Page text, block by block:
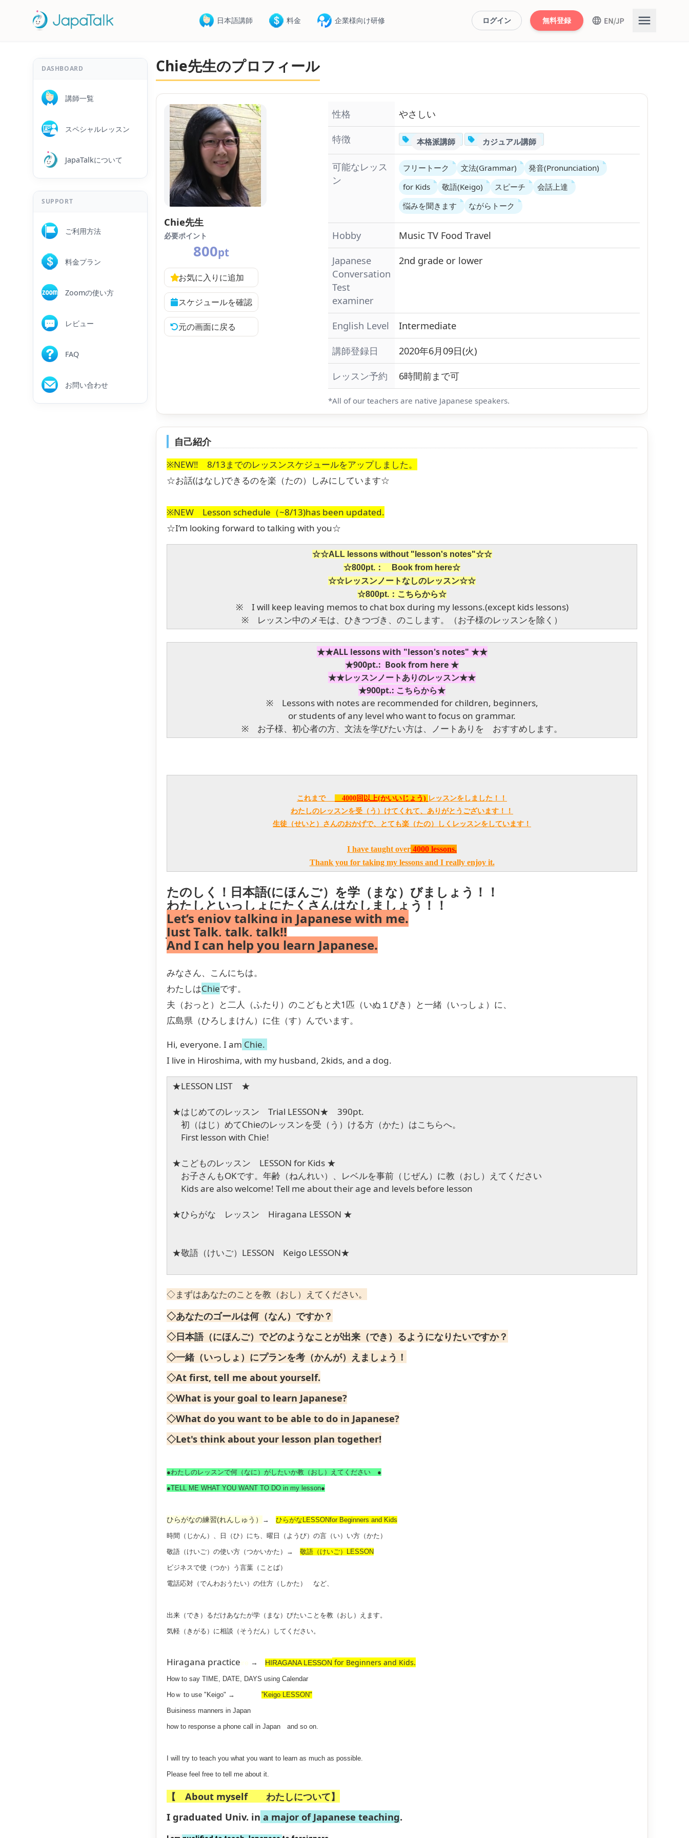
日本語講師 料金 企業様向け研修 ログイン 無料登録
DASHBOARD
講師一覧
スペシャルレッスン
JapaTalkについて
SUPPORT
ご利用方法
料金プラン
Zoomの使い方
レビュー
FAQ
お問い合わせ
Chie先生のプロフィール
Chie先生
必要ポイント
800pt
お気に入りに追加
スケジュールを確認
元の画面に戻る
性格
やさしい
特徴
本格派講師 カジュアル講師
可能なレッス
ン
フリートーク 文法(Grammar)
発音(Pronunciation)
for Kids
敬語(Keigo) スピーチ
会話上達
悩みを聞きます
ながらトーク
Hobby Music TV Food Travel
Japanese
Conversation
Test
examiner
2nd grade or lower
English Level
Intermediate
講師登録日
2020年6月09日(火)
レッスン予約
6時間前まで可
*All of our teachers are native Japanese speakers.
自己紹介
※NEW‼ 8/13までのレッスンスケジュールをアップしました。
☆お話(はなし)できるのを楽（たの）しみにしています☆
※NEW Lesson schedule（~8/13)has been updated.
☆I’m looking forward to talking with you☆
☆☆ALL lessons without "lesson's notes"☆☆
☆800pt.： Book from here☆
☆☆レッスンノートなしのレッスン☆☆
☆800pt.：こちらから☆
※ I will keep leaving memos to chat box during my lessons.(except kids lessons)
※ レッスン中のメモは、ひきつづき、のこします。（お子様のレッスンを除く）
★★ALL lessons with "lesson's notes" ★★
★900pt.: Book from here ★
★★レッスンノートありのレッスン★★
★900pt.: こちらから★
※ Lessons with notes are recommended for children, beginners,
or students of any level who want to focus on grammar.
※ お子様、初心者の方、文法を学びたい方は、ノートありを おすすめします。
これまで 4000回以上(かいいじょう) レッスンをしました！！
わたしのレッスンを受（う）けてくれて、ありがとうございます！！
生徒（せいと）さんのおかげで、とても楽（たの）しくレッスンをしています！
I have taught over 4000 lessons.
Thank you for taking my lessons and I really enjoy it.
たのしく！日本語(にほんご）を学（まな）びましょう！！
わたしといっしょにたくさんはなしましょう！！
Let’s enjoy talking in Japanese with me.
Just Talk, talk, talk!!
And I can help you learn Japanese.
みなさん、こんにちは。
わたしはChieです。
夫（おっと）と二人（ふたり）のこどもと犬1匹（いぬ１ぴき）と一緒（いっしょ）に、
広島県（ひろしまけん）に住（す）んでいます。
Hi, everyone. I am Chie.
I live in Hiroshima, with my husband, 2kids, and a dog.
★LESSON LIST ★
★はじめてのレッスン Trial LESSON★ 390pt.
初（はじ）めてChieのレッスンを受（う）ける方（かた）はこちらへ。
First lesson with Chie!
★こどものレッスン LESSON for Kids ★
お子さんもOKです。年齢（ねんれい）、レベルを事前（じぜん）に教（おし）えてください
Kids are also welcome! Tell me about their age and levels before lesson
★ひらがな レッスン Hiragana LESSON ★
★敬語（けいご）LESSON Keigo LESSON★
◇まずはあなたのことを教（おし）えてください。
◇あなたのゴールは何（なん）ですか？
◇日本語（にほんご）でどのようなことが出来（でき）るようになりたいですか？
◇一緒（いっしょ）にプランを考（かんが）えましょう！
◇At first, tell me about yourself.
◇What is your goal to learn Japanese?
◇What do you want to be able to do in Japanese?
◇Let's think about your lesson plan together!
●わたしのレッスンで何（なに）がしたいか教（おし）えてください ●
●TELL ME WHAT YOU WANT TO DO in my lesson●
ひらがなの練習(れんしゅう） → ひらがなLESSONfor Beginners and Kids
時間（じかん）、日（ひ）にち、曜日（ようび）の言（い）い方（かた）
敬語（けいご）の使い方（つかいかた）→ 敬語（けいご）LESSON
ビジネスで使（つか）う言葉（ことば）
電話応対（でんわおうたい）の仕方（しかた） など、
出来（でき）るだけあなたが学（まな）びたいことを教（おし）えます。
気軽（きがる）に相談（そうだん）してください。
Hiragana practiceire → HIRAGANA LESSON for Beginners and Kids.
How to say TIME, DATE, DAYS using Calendar
Hoｗ to use "Keigo" → ”Keigo LESSON"
Buisiness manners in Japan
how to response a phone call in Japan and so on.
I will try to teach you what you want to learn as much as possible.
Please feel free to tell me about it.
【 About myself わたしについて】
I graduated Univ. in a major of Japanese teaching.